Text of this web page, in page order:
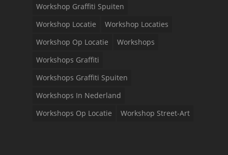
Workshop Graffiti Spuiten
Workshop Locatie
Workshop Locaties
Workshop Op Locatie
Workshops
Workshops Graffiti
Workshops Graffiti Spuiten
Workshops In Nederland
Workshops Op Locatie
Workshop Street-Art